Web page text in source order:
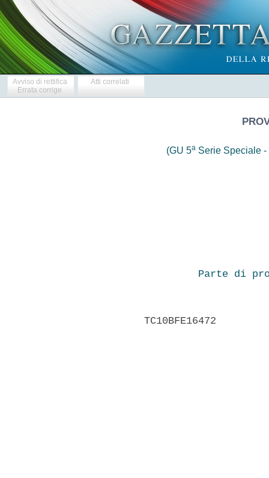
Avviso di rettifica
Errata corrige
Atti correlati
(GU 5aSerie Speciale -
Parte di